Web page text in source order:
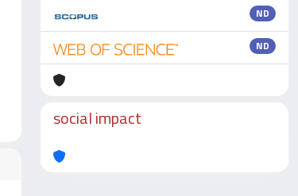
ND
ND
social impact